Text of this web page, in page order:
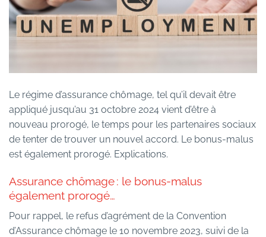
Le régime d’assurance chômage, tel qu’il devait être
appliqué jusqu’au 31 octobre 2024 vient d’être à
nouveau prorogé, le temps pour les partenaires sociaux
de tenter de trouver un nouvel accord. Le bonus-malus
est également prorogé. Explications.
Assurance chômage : le bonus-malus
également prorogé…
Pour rappel, le refus d’agrément de la Convention
d’Assurance chômage le 10 novembre 2023, suivi de la